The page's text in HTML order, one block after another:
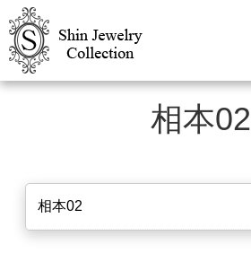
相本02
相本02